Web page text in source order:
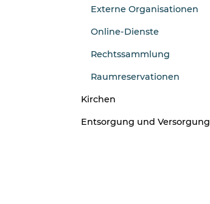
Externe Organisationen
Online-Dienste
Rechtssammlung
Raumreservationen
Kirchen
Entsorgung und Versorgung